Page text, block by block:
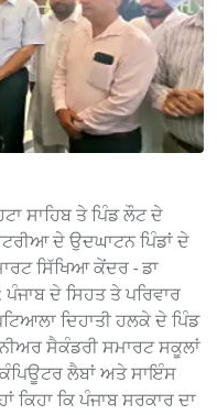
ਸਾਹਿਬ ਤੇ ਪਿੰਡ ਲੌਟ ਦੇ
ਦੇ ਉਦਘਾਟਨ ਪਿੰਡਾਂ ਦੇ
ਸਿੱਖਿਆ ਕੇਂਦਰ - ਡਾ
ਦੇ ਸਿਹਤ ਤੇ ਪਰਿਵਾਰ
ਦਿਹਾਤੀ ਹਲਕੇ ਦੇ ਪਿੰਡ
ਸੈਕੰਡਰੀ ਸਮਾਰਟ ਸਕੂਲਾਂ
ਲੈਬਾਂ ਅਤੇ ਸਾਇੰਸ
ਕਿਹਾ ਕਿ ਪੰਜਾਬ ਸਰਕਾਰ ਦਾ